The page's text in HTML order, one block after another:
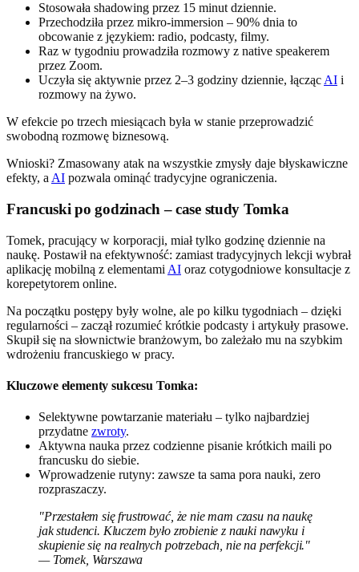
Stosowała shadowing przez 15 minut dziennie.
Przechodziła przez mikro-immersion – 90% dnia to
obcowanie z językiem: radio, podcasty, filmy.
Raz w tygodniu prowadziła rozmowy z native speakerem
przez Zoom.
Uczyła się aktywnie przez 2–3 godziny dziennie, łącząc AI i
rozmowy na żywo.
W efekcie po trzech miesiącach była w stanie przeprowadzić
swobodną rozmowę biznesową.
Wnioski? Zmasowany atak na wszystkie zmysły daje błyskawiczne
efekty, a AI pozwala ominąć tradycyjne ograniczenia.
Francuski po godzinach – case study Tomka
Tomek, pracujący w korporacji, miał tylko godzinę dziennie na
naukę. Postawił na efektywność: zamiast tradycyjnych lekcji wybrał
aplikację mobilną z elementami AI oraz cotygodniowe konsultacje z
korepetytorem online.
Na początku postępy były wolne, ale po kilku tygodniach – dzięki
regularności – zaczął rozumieć krótkie podcasty i artykuły prasowe.
Skupił się na słownictwie branżowym, bo zależało mu na szybkim
wdrożeniu francuskiego w pracy.
Kluczowe elementy sukcesu Tomka:
Selektywne powtarzanie materiału – tylko najbardziej
przydatne zwroty.
Aktywna nauka przez codzienne pisanie krótkich maili po
francusku do siebie.
Wprowadzenie rutyny: zawsze ta sama pora nauki, zero
rozpraszaczy.
"Przestałem się frustrować, że nie mam czasu na naukę
jak studenci. Kluczem było zrobienie z nauki nawyku i
skupienie się na realnych potrzebach, nie na perfekcji."
— Tomek, Warszawa